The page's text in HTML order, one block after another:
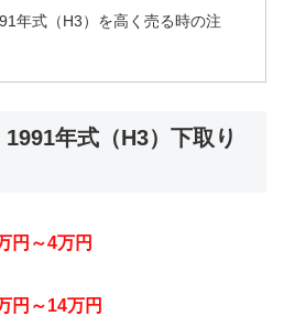
年式（H3）を高く売る時の注
年式（H3）下取り
円～4万円
円～14万円